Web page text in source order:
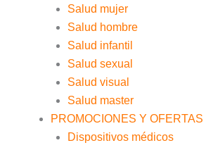
Salud mujer
Salud hombre
Salud infantil
Salud sexual
Salud visual
Salud master
PROMOCIONES Y OFERTAS
Dispositivos médicos